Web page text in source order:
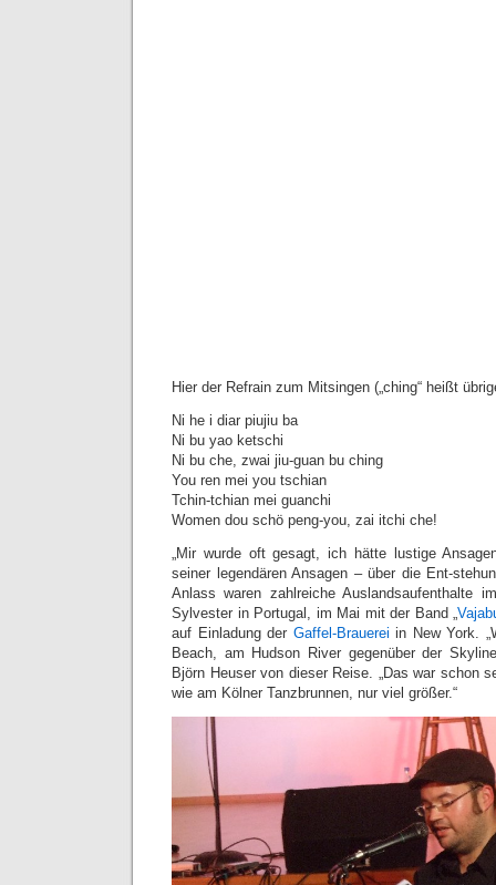
Hier der Refrain zum Mitsingen („ching“ heißt
Ni he i diar piujiu ba
Ni bu yao ketschi
Ni bu che, zwai jiu-guan bu ching
You ren mei you tschian
Tchin-tchian mei guanchi
Women dou schö peng-you, zai itchi che!
„Mir wurde oft gesagt, ich hätte lustige
seiner legendären Ansagen – über die Ent-
Anlass waren zahlreiche Auslandsaufenthalte
Sylvester in Portugal, im Mai mit der Band „
auf Einladung der Gaffel-Brauerei in New York.
Beach, am Hudson River gegenüber der
Björn Heuser von dieser Reise. „Das war schon
wie am Kölner Tanzbrunnen, nur viel größer.“